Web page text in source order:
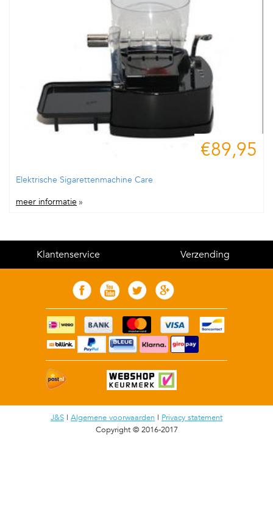
€89,95
Elektrische Sigarettenmachine Care
meer informatie »
Klantenservice Verzending
J&S | Algemene voorwaarden | Privacy statement
Copyright © 2016-2017